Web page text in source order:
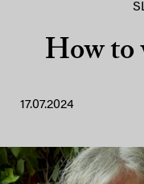
How to
17.07.2024